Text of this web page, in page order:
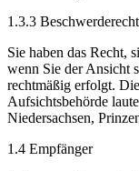
1.3.3
Sie haben das Recht,
wenn Sie der Ansicht
rechtmäßig erfolgt.
Aufsichtsbehörde
Niedersachsen,
1.4 Empfänger